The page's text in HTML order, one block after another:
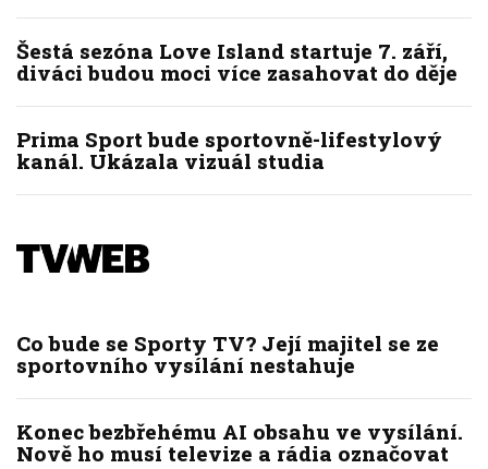
Šestá sezóna Love Island startuje 7. září,
diváci budou moci více zasahovat do děje
Prima Sport bude sportovně-lifestylový
kanál. Ukázala vizuál studia
Co bude se Sporty TV? Její majitel se ze
sportovního vysílání nestahuje
Konec bezbřehému AI obsahu ve vysílání.
Nově ho musí televize a rádia označovat